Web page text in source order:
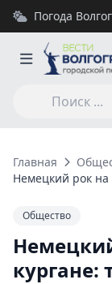
Погода
Главная
Немецкий рок на
Общество
кургане: